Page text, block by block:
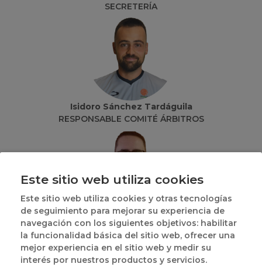
SECRETERÍA
Isidoro Sánchez Tardáguila
RESPONSABLE COMITÉ ÁRBITROS
José Ángel Cortés Ramos
RESPONSABLE PRD SALAMANCA
Este sitio web utiliza cookies
Este sitio web utiliza cookies y otras tecnologías
de seguimiento para mejorar su experiencia de
navegación con los siguientes objetivos: habilitar
la funcionalidad básica del sitio web, ofrecer una
mejor experiencia en el sitio web y medir su
interés por nuestros productos y servicios.